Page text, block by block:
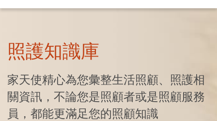
照護知識庫
家天使精心為您彙整生活照顧、照護相
關資訊，不論您是照顧者或是照顧服務
員，都能更滿足您的照顧知識